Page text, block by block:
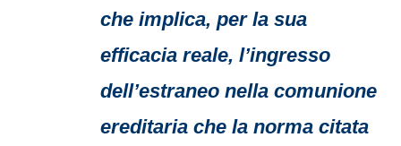
che implica, per la sua
efficacia reale, l’ingresso
dell’estraneo nella comunione
ereditaria che la norma citata